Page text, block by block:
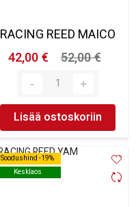
RACING REED MAICO
42,00 €
52,00 €
Lisää ostoskoriin
Soodushind -19%
Kesklaos
Soodushind -19%
Kesklaos